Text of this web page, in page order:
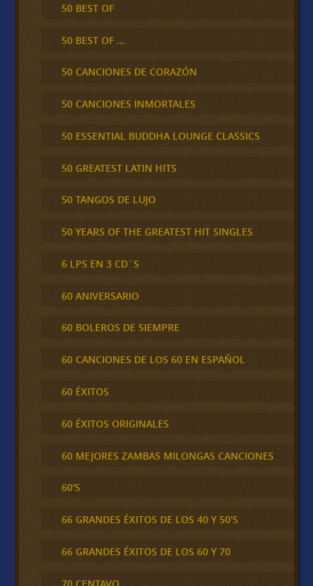
50 BEST OF
50 BEST OF …
50 CANCIONES DE CORAZÓN
50 CANCIONES INMORTALES
50 ESSENTIAL BUDDHA LOUNGE CLASSICS
50 GREATEST LATIN HITS
50 TANGOS DE LUJO
50 YEARS OF THE GREATEST HIT SINGLES
6 LPS EN 3 CD´S
60 ANIVERSARIO
60 BOLEROS DE SIEMPRE
60 CANCIONES DE LOS 60 EN ESPAÑOL
60 ÉXITOS
60 ÉXITOS ORIGINALES
60 MEJORES ZAMBAS MILONGAS CANCIONES
60'S
66 GRANDES ÉXITOS DE LOS 40 Y 50'S
66 GRANDES ÉXITOS DE LOS 60 Y 70
70 CENTAVO